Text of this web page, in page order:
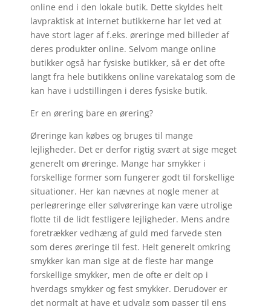
online end i den lokale butik. Dette skyldes helt
lavpraktisk at internet butikkerne har let ved at
have stort lager af f.eks. øreringe med billeder af
deres produkter online. Selvom mange online
butikker også har fysiske butikker, så er det ofte
langt fra hele butikkens online varekatalog som de
kan have i udstillingen i deres fysiske butik.
Er en ørering bare en ørering?
Øreringe kan købes og bruges til mange
lejligheder. Det er derfor rigtig svært at sige meget
generelt om øreringe. Mange har smykker i
forskellige former som fungerer godt til forskellige
situationer. Her kan nævnes at nogle mener at
perleøreringe eller sølvøreringe kan være utrolige
flotte til de lidt festligere lejligheder. Mens andre
foretrækker vedhæng af guld med farvede sten
som deres øreringe til fest. Helt generelt omkring
smykker kan man sige at de fleste har mange
forskellige smykker, men de ofte er delt op i
hverdags smykker og fest smykker. Derudover er
det normalt at have et udvalg som passer til ens